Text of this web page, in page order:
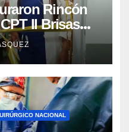
Rincón
II Brisas
NACIONAL